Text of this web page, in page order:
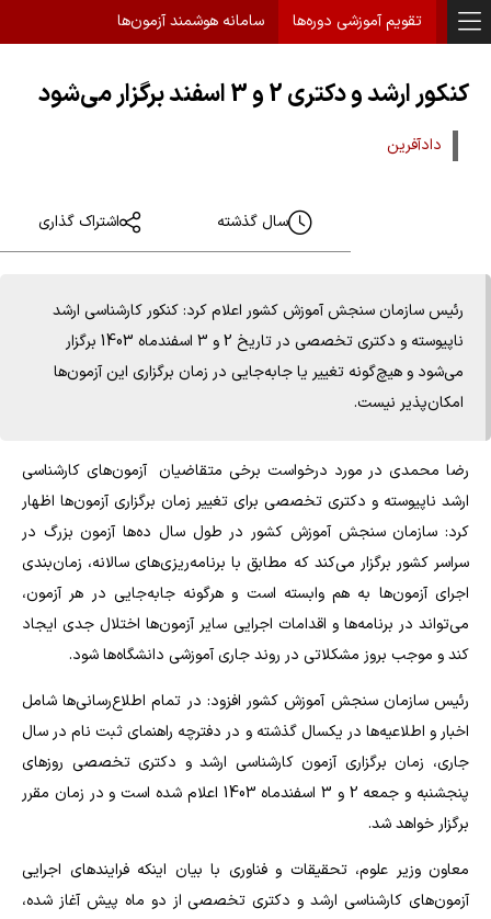
تقویم آموزشی دوره‌ها سامانه هوشمند آزمون‌ها
کنکور ارشد و دکتری 2 و 3 اسفند برگزار می‌شود
دادآفرین
سال گذشته اشتراک گذاری
رئیس سازمان سنجش آموزش کشور اعلام کرد: کنکور کارشناسی ارشد
ناپیوسته و دکتری تخصصی در تاریخ 2 و 3 اسفندماه 1403 برگزار
می‌شود و هیچ‌گونه تغییر یا جابه‌جایی در زمان برگزاری این آزمون‌ها
امکان‌پذیر نیست.
رضا محمدی در مورد درخواست برخی متقاضیان آزمون‌های کارشناسی
ارشد ناپیوسته و دکتری تخصصی برای تغییر زمان برگزاری آزمون‌ها اظهار
کرد: سازمان سنجش آموزش کشور در طول سال ده‌ها آزمون بزرگ در
سراسر کشور برگزار می‌کند که مطابق با برنامه‌ریزی‌های سالانه، زمان‌بندی
اجرای آزمون‌ها به هم وابسته است و هرگونه جابه‌جایی در هر آزمون،
می‌تواند در برنامه‌ها و اقدامات اجرایی سایر آزمون‌ها اختلال جدی ایجاد
کند و موجب بروز مشکلاتی در روند جاری آموزشی دانشگاه‌ها شود.
رئیس سازمان سنجش آموزش کشور افزود: در تمام اطلاع‌رسانی‌ها شامل
اخبار و اطلاعیه‌ها در یکسال گذشته و در دفترچه راهنمای ثبت نام در سال
جاری، زمان برگزاری آزمون کارشناسی ارشد و دکتری تخصصی روزهای
پنجشنبه و جمعه 2 و 3 اسفندماه 1403 اعلام شده است و در زمان مقرر
برگزار خواهد شد.
معاون وزیر علوم، تحقیقات و فناوری با بیان اینکه فرایندهای اجرایی
آزمون‌های کارشناسی ارشد و دکتری تخصصی از دو ماه پیش آغاز شده،